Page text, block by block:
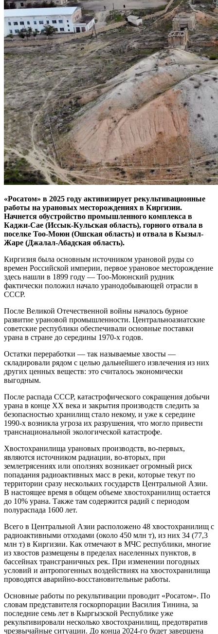
«Росатом» в 2025 году активизирует рекультивационные
работы на урановых месторождениях в Киргизии.
Начнется обустройство промышленного комплекса в
Каджи-Сае (Иссык-Кульская область), горного отвала в
поселке Тоо-Моюн (Ошская область) и отвала в Кызыл-
Жаре (Джалал-Абадская область).
Киргизия была основным источником урановой руды со
времен Российской империи, первое урановое месторождение
здесь нашли в 1899 году — Тоо-Моюнский рудник
фактически положил начало уранодобывающей отрасли в
СССР.
После Великой Отечественной войны началось бурное
развитие урановой промышленности. Центральноазиатские
советские республики обеспечивали основные поставки
урана в стране до середины 1970-х годов.
Остатки переработки — так называемые хвосты —
складировали рядом с целью дальнейшего извлечения из них
других ценных веществ: это считалось экономически
выгодным.
После распада СССР, катастрофического сокращения добычи
урана в конце XX века и закрытия производств следить за
безопасностью хранилищ стало некому, и уже к середине
1990-х возникла угроза их разрушения, что могло привести
транснациональной экологической катастрофе.
Хвостохранилища урановых производств, во-первых,
являются источником радиации, во-вторых, при
землетрясениях или оползнях возникает огромный риск
попадания радиоактивных масс в реки, которые текут по
территории сразу нескольких государств Центральной Азии.
В настоящее время в общем объеме хвостохранилищ остается
до 10% урана. Также там содержится радий с периодом
полураспада 1600 лет.
Всего в Центральной Азии расположено 48 хвостохранилищ с
радиоактивными отходами (около 450 млн т), из них 34 (77,3
млн т) в Киргизии. Как отмечают в МЧС республики, многие
из хвостов размещены в пределах населенных пунктов, в
бассейнах трансграничных рек. При изменении погодных
условий и антропогенных воздействиях на хвостохранилища
проводятся аварийно-восстановительные работы.
Основные работы по рекультивации проводит «Росатом». По
словам представителя госкорпорации Василия Тинина, за
последние семь лет в Кыргызской Республике уже
рекультивировали несколько хвостохранилищ, предотвратив
чрезвычайные ситуации. До конца 2024-го будет завершена